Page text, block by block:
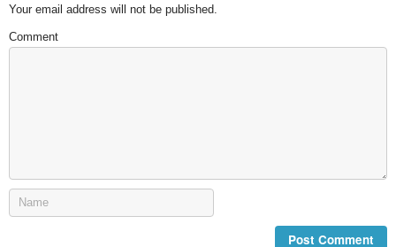
Your email address will not be published.
Comment